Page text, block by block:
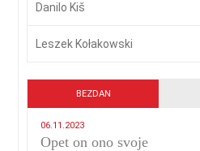
Danilo Kiš
Leszek Kołakowski
BEZDAN
06.11.2023
​Opet on ono svoje